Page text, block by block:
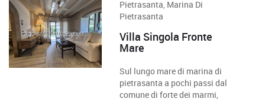
Pietrasanta, Marina Di
Pietrasanta
Villa Singola Fronte
Mare
Sul lungo mare di marina di
pietrasanta a pochi passi dal
comune di forte dei marmi,